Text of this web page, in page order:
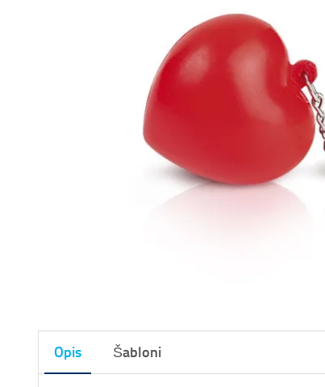
Opis Šabloni